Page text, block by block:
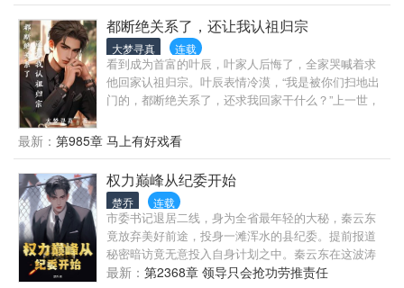
都断绝关系了，还让我认祖归宗
大梦寻真 连载
看到成为首富的叶辰，叶家人后悔了，全家哭喊着求
他回家认祖归宗。叶辰表情冷漠，“我是被你们扫地出
门的，都断绝关系了，还求我回家干什么？”上一世，
婿适配冥婚，拿着这笔钱转身就给大孙子送过去花天
酒地，叶辰成为两家的牛马，没有人把他当人看，赚
了无数钱财却活得不如一条狗，一直到五十多岁猝死
才得以解脱……
最新： 第985章 马上有好戏看
权力巅峰从纪委开始
楚乔 连载
市委书记退居二线，身为全省最年轻的大秘，秦云东
竟放弃美好前途，投身一滩浑水的县纪委。提前报道
秘密暗访竟无意投入自身计划之中。秦云东在这波涛
暗涌之下一步步逆流而上……
最新： 第2368章 领导只会抢功劳推责任